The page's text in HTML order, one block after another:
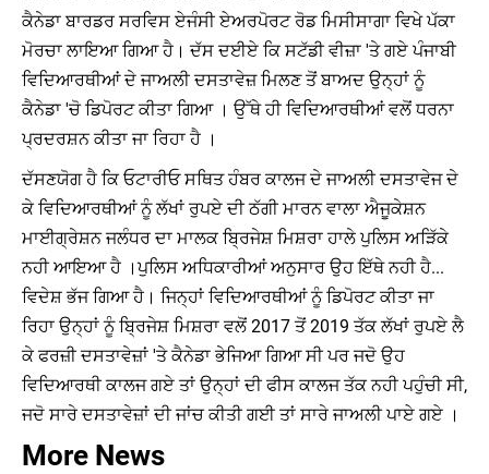
ਕੈਨੇਡਾ ਬਾਰਡਰ ਸਰਵਿਸ ਏਜੰਸੀ ਏਅਰਪੋਰਟ ਰੋਡ ਮਿਸੀਸਾਗਾ ਵਿਖੇ ਪੱਕਾ
ਮੋਰਚਾ ਲਾਇਆ ਗਿਆ ਹੈ। ਦੱਸ ਦਈਏ ਕਿ ਸਟੱਡੀ ਵੀਜ਼ਾ 'ਤੇ ਗਏ ਪੰਜਾਬੀ
ਵਿਦਿਆਰਥੀਆਂ ਦੇ ਜਾਅਲੀ ਦਸਤਾਵੇਜ਼ ਮਿਲਣ ਤੋਂ ਬਾਅਦ ਉਨ੍ਹਾਂ ਨੂੰ
ਕੈਨੇਡਾ 'ਚੋ ਡਿਪੋਰਟ ਕੀਤਾ ਗਿਆ । ਉੱਥੇ ਹੀ ਵਿਦਿਆਰਥੀਆਂ ਵਲੋਂ ਧਰਨਾ
ਪ੍ਰਦਰਸ਼ਨ ਕੀਤਾ ਜਾ ਰਿਹਾ ਹੈ ।
ਦੱਸਣਯੋਗ ਹੈ ਕਿ ਓਟਾਰੀਓ ਸਥਿਤ ਹੰਬਰ ਕਾਲਜ ਦੇ ਜਾਅਲੀ ਦਸਤਾਵੇਜ ਦੇ
ਕੇ ਵਿਦਿਆਰਥੀਆਂ ਨੂੰ ਲੱਖਾਂ ਰੁਪਏ ਦੀ ਠੱਗੀ ਮਾਰਨ ਵਾਲਾ ਐਜੂਕੇਸ਼ਨ
ਮਾਈਗ੍ਰੇਸ਼ਨ ਜਲੰਧਰ ਦਾ ਮਾਲਕ ਬ੍ਰਿਜੇਸ਼ ਮਿਸ਼ਰਾ ਹਾਲੇ ਪੁਲਿਸ ਅੜਿੱਕੇ
ਨਹੀ ਆਇਆ ਹੈ ।ਪੁਲਿਸ ਅਧਿਕਾਰੀਆਂ ਅਨੁਸਾਰ ਉਹ ਇੱਥੇ ਨਹੀ ਹੈ...
ਵਿਦੇਸ਼ ਭੱਜ ਗਿਆ ਹੈ। ਜਿਨ੍ਹਾਂ ਵਿਦਿਆਰਥੀਆਂ ਨੂੰ ਡਿਪੋਰਟ ਕੀਤਾ ਜਾ
ਰਿਹਾ ਉਨ੍ਹਾਂ ਨੂੰ ਬ੍ਰਿਜੇਸ਼ ਮਿਸ਼ਰਾ ਵਲੋਂ 2017 ਤੋਂ 2019 ਤੱਕ ਲੱਖਾਂ ਰੁਪਏ ਲੈ
ਕੇ ਫਰਜ਼ੀ ਦਸਤਾਵੇਜ਼ਾਂ 'ਤੇ ਕੈਨੇਡਾ ਭੇਜਿਆ ਗਿਆ ਸੀ ਪਰ ਜਦੋ ਉਹ
ਵਿਦਿਆਰਥੀ ਕਾਲਜ ਗਏ ਤਾਂ ਉਨ੍ਹਾਂ ਦੀ ਫੀਸ ਕਾਲਜ ਤੱਕ ਨਹੀ ਪਹੁੰਚੀ ਸੀ,
ਜਦੋ ਸਾਰੇ ਦਸਤਾਵੇਜ਼ਾਂ ਦੀ ਜਾਂਚ ਕੀਤੀ ਗਈ ਤਾਂ ਸਾਰੇ ਜਾਅਲੀ ਪਾਏ ਗਏ ।
More News